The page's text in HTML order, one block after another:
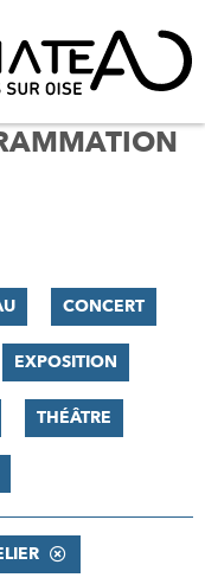
CONCERT
EXPOSITION
THÉÂTRE